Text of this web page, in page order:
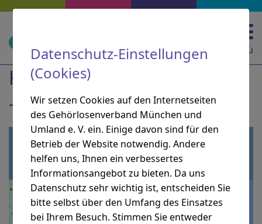
Datenschutz-Einstellungen
(Cookies)
Wir setzen Cookies auf den Internetseiten
des Gehörlosenverband München und
Umland e. V. ein. Einige davon sind für den
Betrieb der Website notwendig. Andere
helfen uns, Ihnen ein verbessertes
Informationsangebot zu bieten. Da uns
Datenschutz sehr wichtig ist, entscheiden Sie
bitte selbst über den Umfang des Einsatzes
bei Ihrem Besuch. Stimmen Sie entweder
Navigation und Service
Zur Hauptnavigation springen
Zur Suche springen
Zum Inhalt springen
Zu den Service-Informationen springen
Menü
KOFO am 12. Februar 2026
– Künstliche Intelligenz